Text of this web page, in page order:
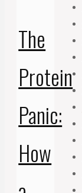
The
Protein
Panic:
How